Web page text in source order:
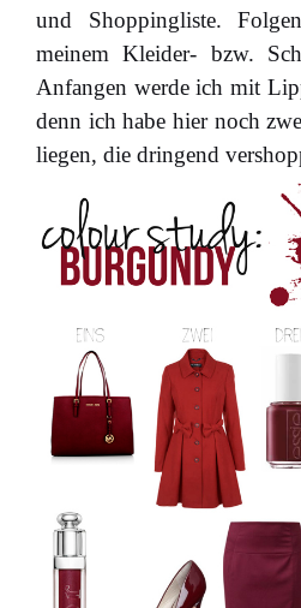
und Shoppingliste.
meinem Kleider- bzw.
Anfangen werde ich mit
denn ich habe hier noch
liegen, die dringend